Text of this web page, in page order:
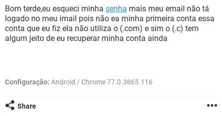
INSTAGRAM GMAIL
GUIA DE COMPRAS
OUTLOOK EXCEL
INSTAGRAM GMAIL
WHATSAPP
CELULAR FACEBOOK
OUTLOOK EXCEL
Bom terde,eu esqueci minha senha mais meu email não tá
logado no meu imail pois não ea minha primeira conta essa
conta que eu fiz ela não utiliza o (.com) e sim o (.c) tem
algum jeito de eu recuperar minha conta ainda
Configuração: Android / Chrome 77.0.3865.116
Share